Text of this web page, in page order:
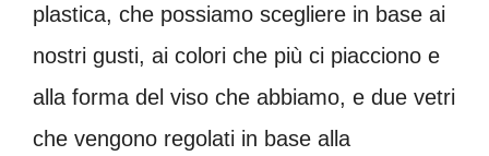
plastica, che possiamo scegliere in base ai
nostri gusti, ai colori che più ci piacciono e
alla forma del viso che abbiamo, e due vetri
che vengono regolati in base alla